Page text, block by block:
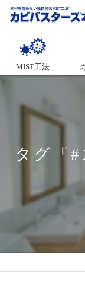
MIST工法
タグ『